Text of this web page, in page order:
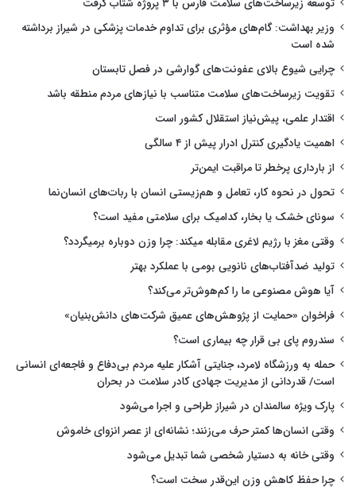
توسعه زیرساخت‌های سلامت فارس با ۳ پروژه شتاب گرفت
وزیر بهداشت: گام‌های مؤثری برای تداوم خدمات پزشکی در شیراز برداشته
شده است
چرایی شیوع بالای عفونت‌های گوارشی در فصل تابستان
تقویت زیرساخت‌های سلامت متناسب با نیازهای مردم منطقه باشد
اقتدار علمی، پیش‌نیاز استقلال کشور است
اهمیت یادگیری کنترل ادرار پیش از ۴ سالگی
از بارداری پرخطر تا مراقبت ایمن‌تر
تحول در نحوه کار، تعامل و هم‌زیستی انسان با ربات‌های انسان‌نما
سونای خشک یا بخار، کدامیک برای سلامتی مفید است؟
وقتی مغز با رژیم لاغری مقابله میکند: چرا وزن دوباره برمیگردد؟
تولید ضدآفتاب‌های نانویی بومی با عملکرد بهتر
آیا هوش مصنوعی ما را کم‌هوش‌تر می‌کند؟
فراخوان «حمایت از پژوهش‌های عمیق شرکت‌های دانش‌بنیان»
سندروم پای بی قرار چه بیماری است؟
حمله به ورزشگاه لامرد، جنایتی آشکار علیه مردم بی‌دفاع و فاجعه‌ای انسانی
است/ قدردانی از مدیریت جهادی کادر سلامت در بحران
پارک ویژه سالمندان در شیراز طراحی و اجرا می‌شود
وقتی انسان‌ها کمتر حرف می‌زنند؛ نشانه‌ای از عصر انزوای خاموش
وقتی خانه به دستیار شخصی شما تبدیل می‌شود
چرا حفظ کاهش وزن این‌قدر سخت است؟